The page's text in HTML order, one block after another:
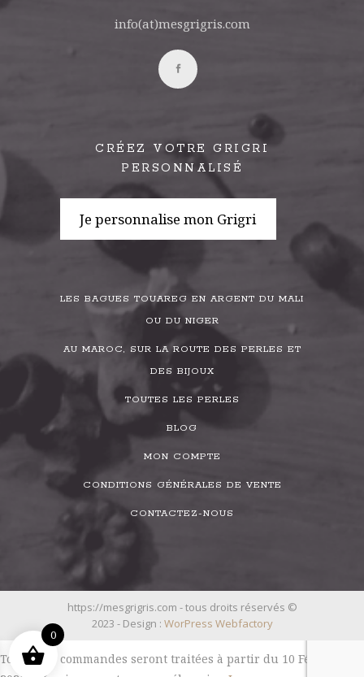
info(at)mesgrigris.com
CRÉEZ VOTRE GRIGRI
PERSONNALISÉ
Je personnalise mon Grigri
LES BAGUES TOUAREG EN ARGENT DU MALI
OU DU NIGER
AU MAROC, SUR LA ROUTE DES PERLES ET
DES BIJOUX
TOUTES LES PERLES
BLOG
MON COMPTE
CONDITIONS GÉNÉRALES DE VENTE
CONTACTEZ-NOUS
https://mesgrigris.com - tous droits réservés ©
2023 - Design : WorPress Webfactory
Toutes les commandes seront traitées à partir du 10 Février
0